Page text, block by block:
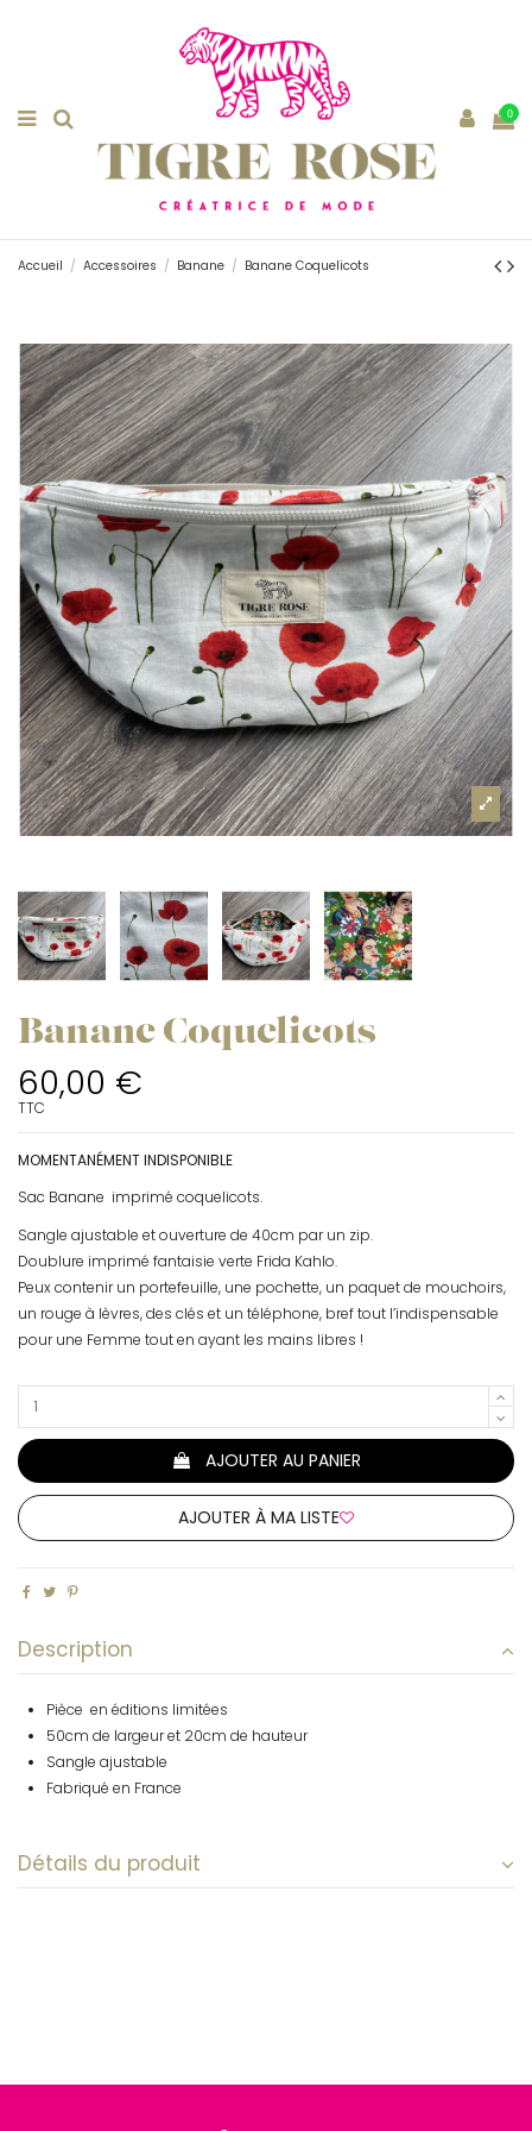
0
Accueil Accessoires Banane Banane Coquelicots
Banane Coquelicots
60,00 €
TTC
MOMENTANÉMENT INDISPONIBLE
Sac Banane imprimé coquelicots.
Sangle ajustable et ouverture de 40cm par un zip.
Doublure imprimé fantaisie verte Frida Kahlo.
Peux contenir un portefeuille, une pochette, un paquet de mouchoirs,
un rouge à lèvres, des clés et un téléphone, bref tout l’indispensable
pour une Femme tout en ayant les mains libres !
AJOUTER AU PANIER
AJOUTER À MA LISTE
Description
Pièce en éditions limitées
50cm de largeur et 20cm de hauteur
Sangle ajustable
Fabriqué en France
Détails du produit